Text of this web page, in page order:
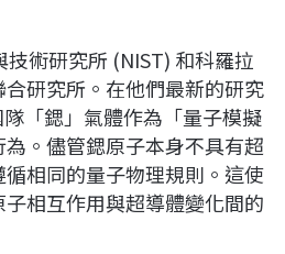
術研究所 (NIST) 和科羅拉
研究所。在他們最新的研究
「鍶」氣體作為「量子模擬
。儘管鍶原子本身不具有超
相同的量子物理規則。這使
相互作用與超導體變化間的